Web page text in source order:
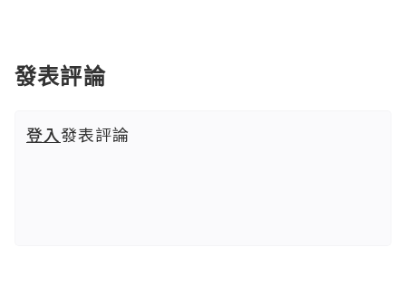
發表評論
登入發表評論